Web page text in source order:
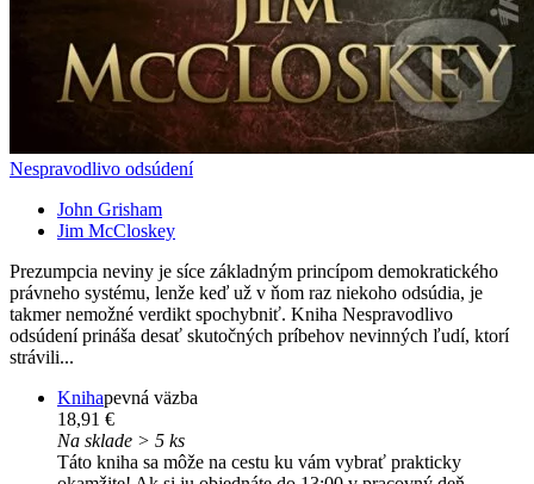
Nespravodlivo odsúdení
John Grisham
Jim McCloskey
Prezumpcia neviny je síce základným princípom demokratického
právneho systému, lenže keď už v ňom raz niekoho odsúdia, je
takmer nemožné verdikt spochybniť. Kniha Nespravodlivo
odsúdení prináša desať skutočných príbehov nevinných ľudí, ktorí
strávili...
Knihapevná väzba
18,91 €
Na sklade > 5 ks
Táto kniha sa môže na cestu ku vám vybrať prakticky